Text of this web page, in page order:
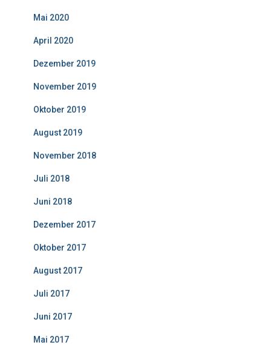
Mai 2020
April 2020
Dezember 2019
November 2019
Oktober 2019
August 2019
November 2018
Juli 2018
Juni 2018
Dezember 2017
Oktober 2017
August 2017
Juli 2017
Juni 2017
Mai 2017